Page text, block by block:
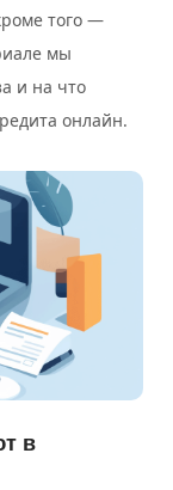
того —
мы
и на что
онлайн.
в